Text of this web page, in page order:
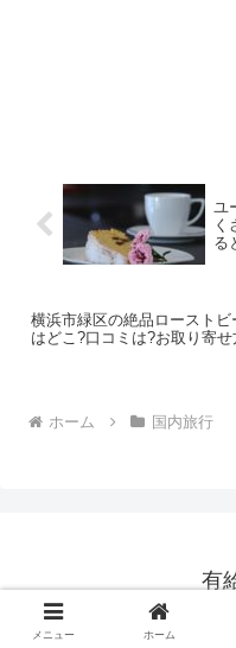
ユ
く
る
横浜市緑区の絶品ローストビ
はどこ?口コミは?お取り寄せ
ホーム 国内旅行
有
©
メニュー ホーム